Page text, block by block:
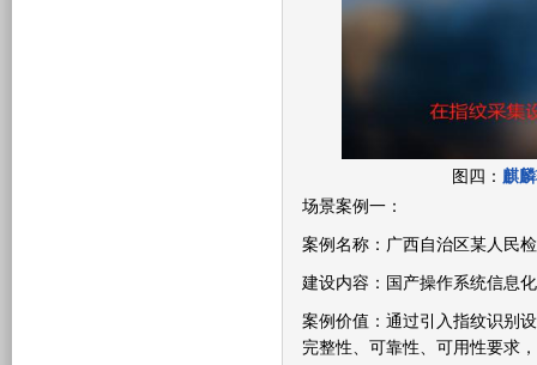
图四： 麒
场景案例一：
案例名称：广西自治区某人民
建设内容：国产操作系统信息
案例价值：通过引入指纹识别
完整性、可靠性、可用性要求